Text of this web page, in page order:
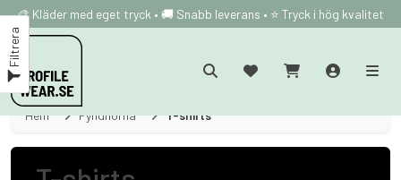
Filtrera
🎨 Kläder med eget tryck • 🚚 Snabb leverans • ⭐ Tryck i hög kvalitet
Hem Fyndhörna T-shirts